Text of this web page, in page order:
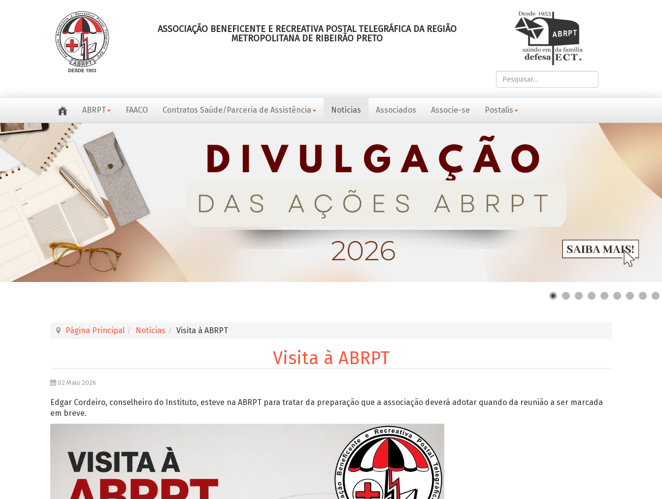
ASSOCIAÇÃO BENEFICENTE E RECREATIVA POSTAL TELEGRÁFICA DA REGIÃO
METROPOLITANA DE RIBEIRÃO PRETO
Pesquisar...
ABRPT FAACO Contratos Saúde/Parceria de Assistência Notícias Associados Associe-se Postalis
Página Principal Notícias Visita à ABRPT
Visita à ABRPT
02 Maio 2026
Edgar Cordeiro, conselheiro do Instituto, esteve na ABRPT para tratar da preparação que a associação deverá adotar quando da reunião a ser marcada
em breve.